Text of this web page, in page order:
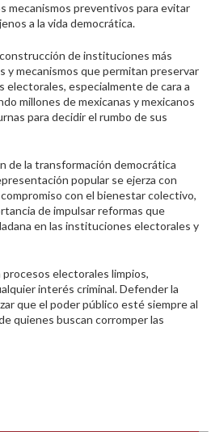
mecanismos preventivos para evitar
a la vida democrática.
de instituciones más
y mecanismos que permitan preservar
electorales, especialmente de cara a
millones de mexicanas y mexicanos
para decidir el rumbo de sus
de la transformación democrática
popular se ejerza con
con el bienestar colectivo,
de impulsar reformas que
en las instituciones electorales y
electorales limpios,
interés criminal. Defender la
que el poder público esté siempre al
quienes buscan corromper las